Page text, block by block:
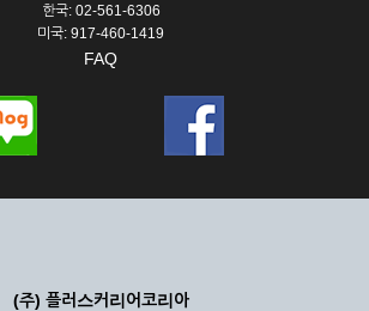
비스를 제공할 수 없는 합당한 사유가 발생한
및 제 3항의 사유로 서비스의 제공이 일시적
니다.
무
선의 노력을 다하여야 합니다.
한국: 02-561-6306
미국: 917-460-1419
FAQ
(주) 플러스커리어코리아